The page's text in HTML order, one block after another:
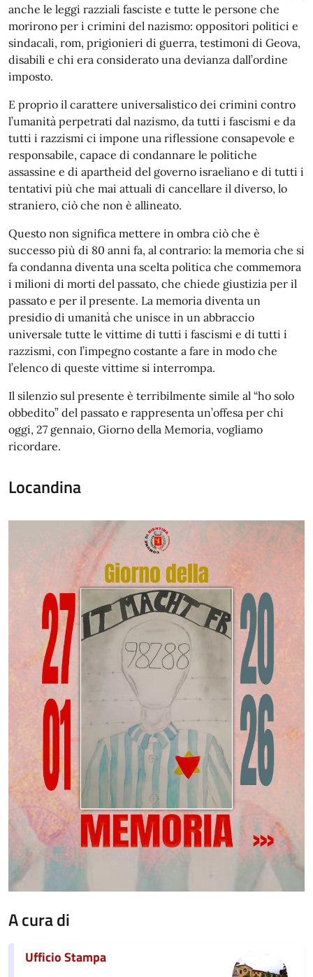
anche le leggi razziali fasciste e tutte le persone che
morirono per i crimini del nazismo: oppositori politici e
sindacali, rom, prigionieri di guerra, testimoni di Geova,
disabili e chi era considerato una devianza dall’ordine
imposto.
E proprio il carattere universalistico dei crimini contro
l’umanità perpetrati dal nazismo, da tutti i fascismi e da
tutti i razzismi ci impone una riflessione consapevole e
responsabile, capace di condannare le politiche
assassine e di apartheid del governo israeliano e di tutti i
tentativi più che mai attuali di cancellare il diverso, lo
straniero, ciò che non è allineato.
Questo non significa mettere in ombra ciò che è
successo più di 80 anni fa, al contrario: la memoria che si
fa condanna diventa una scelta politica che commemora
i milioni di morti del passato, che chiede giustizia per il
passato e per il presente. La memoria diventa un
presidio di umanità che unisce in un abbraccio
universale tutte le vittime di tutti i fascismi e di tutti i
razzismi, con l’impegno costante a fare in modo che
l’elenco di queste vittime si interrompa.
Il silenzio sul presente è terribilmente simile al “ho solo
obbedito” del passato e rappresenta un’offesa per chi
oggi, 27 gennaio, Giorno della Memoria, vogliamo
ricordare.
Locandina
A cura di
Ufficio Stampa